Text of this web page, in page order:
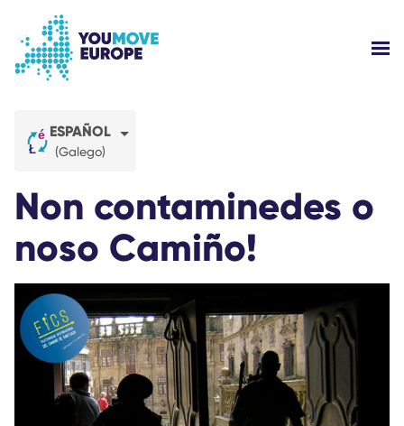
INICIAR SESIÓN
AYUDA
ESPAÑOL
(Galego)
Non contaminedes o
noso Camiño!